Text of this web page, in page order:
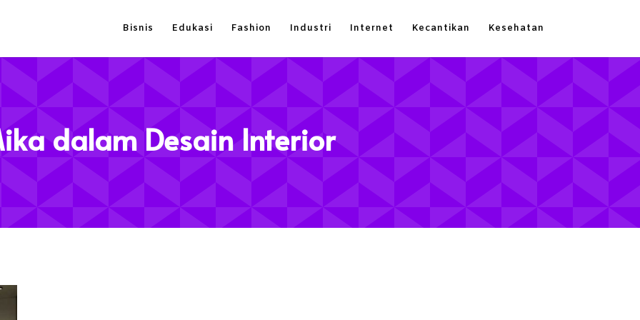
Bisnis Edukasi Fashion Industri Internet Kecantikan Kesehatan
dalam Desain Interior